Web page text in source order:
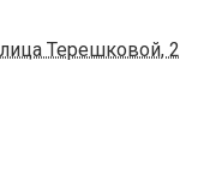
Терешковой, 2